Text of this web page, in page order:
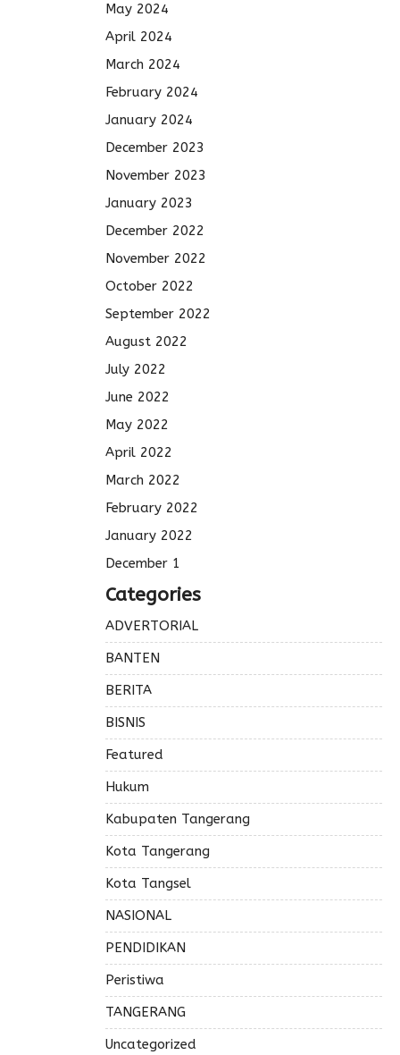
May 2024
April 2024
March 2024
February 2024
January 2024
December 2023
November 2023
January 2023
December 2022
November 2022
October 2022
September 2022
August 2022
July 2022
June 2022
May 2022
April 2022
March 2022
February 2022
January 2022
December 1
Categories
ADVERTORIAL
BANTEN
BERITA
BISNIS
Featured
Hukum
Kabupaten Tangerang
Kota Tangerang
Kota Tangsel
NASIONAL
PENDIDIKAN
Peristiwa
TANGERANG
Uncategorized